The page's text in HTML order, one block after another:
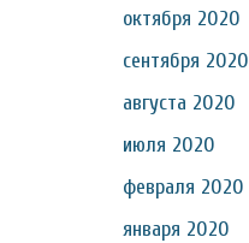
октября 2020
сентября 2020
августа 2020
июля 2020
февраля 2020
января 2020